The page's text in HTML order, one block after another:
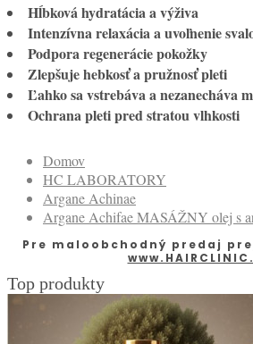
Hĺbková hydratácia a výživa
Intenzívna relaxácia a uvoľnenie
Podpora regenerácie pokožky
Zlepšuje hebkosť a pružnosť pleti
Ľahko sa vstrebáva a nezanecháva
Ochrana pleti pred stratou vlhkosti
Domov
HC LABORATORY
Argane Achinae
Argane Achifae MASÁŽNY olej s
Pre maloobchodný predaj
Top produkty